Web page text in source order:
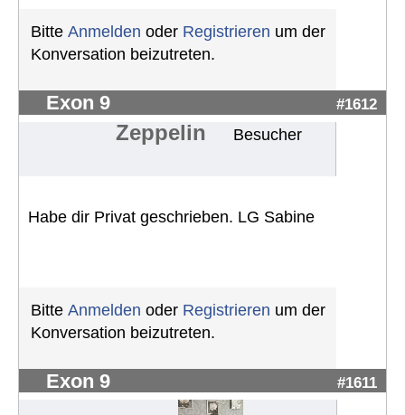
Bitte Anmelden oder Registrieren um der
Konversation beizutreten.
Exon 9 #1612
Zeppelin Besucher
Habe dir Privat geschrieben. LG Sabine
Bitte Anmelden oder Registrieren um der
Konversation beizutreten.
Exon 9 #1611